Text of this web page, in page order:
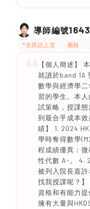
導師編號
*全英語上堂 嚴格
【個人簡述】
就讀於band 1A
數學與經濟學
習的學生。本
試策略，授課
到最合乎成本
績】 1. 2024
學時奪得數學
程成績優異：
性代數 A-。 4.
被列入院長嘉
找我授課呢？
資格和有能力
擁有大量與